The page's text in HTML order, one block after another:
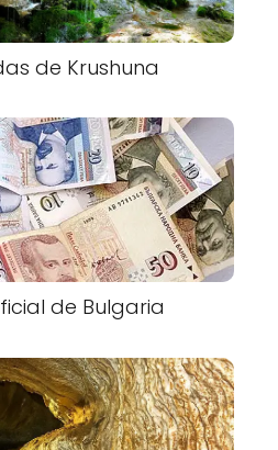
de Krushuna
de Bulgaria